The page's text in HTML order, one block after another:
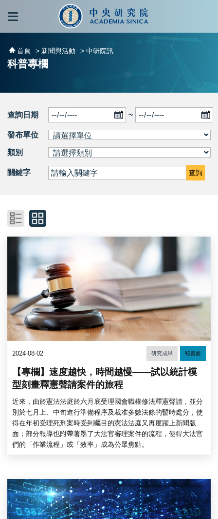
跳到主要內容區塊
首頁 > 新聞與活動 > 中研院訊
科普專欄
查詢日期 ~
發布單位
類別
關鍵字 查詢
2024-08-02 研究成果 秘書處
【專欄】速度越快，時間越慢——試以統計模
型刻畫釋憲聲請案件的旅程
近來，由於憲法法庭於六月底受理國會職權修法釋憲聲請，並分
別於七月上、中旬進行準備程序及裁准多數法條的暫時處分，使
得在年初受理死刑案時受到矚目的憲法法庭又再度躍上新聞版
面；部分報導也附帶著墨了大法官審理案件的流程，使得大法官
們的「作業流程」或「效率」成為公眾焦點。